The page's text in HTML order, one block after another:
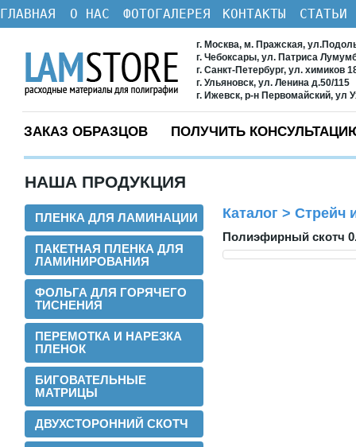
ГЛАВНАЯ О НАС ФОТОГАЛЕРЕЯ КОНТАКТЫ СТАТЬИ
г. Москва, м. Пражская,
г. Чебоксары, ул. Патриса
г. Санкт-Петербург, ул. химиков
г. Ульяновск, ул. Ленина д.50/115
г. Ижевск, р-н Первомайский, ул
ЗАКАЗ ОБРАЗЦОВ ПОЛУЧИТЬ
НАША ПРОДУКЦИЯ
ПЛЕНКА ДЛЯ ЛАМИНАЦИИ
ПАКЕТНАЯ ПЛЕНКА ДЛЯ
ЛАМИНИРОВАНИЯ
ФОЛЬГА ДЛЯ ГОРЯЧЕГО
ТИСНЕНИЯ
ПЕРЕМОТКА И НАРЕЗКА
ПЛЕНОК
БИГОВАТЕЛЬНЫЕ
МАТРИЦЫ
ДВУХСТОРОННИЙ СКОТЧ
Каталог > Стрейч
Полиэфирный скотч